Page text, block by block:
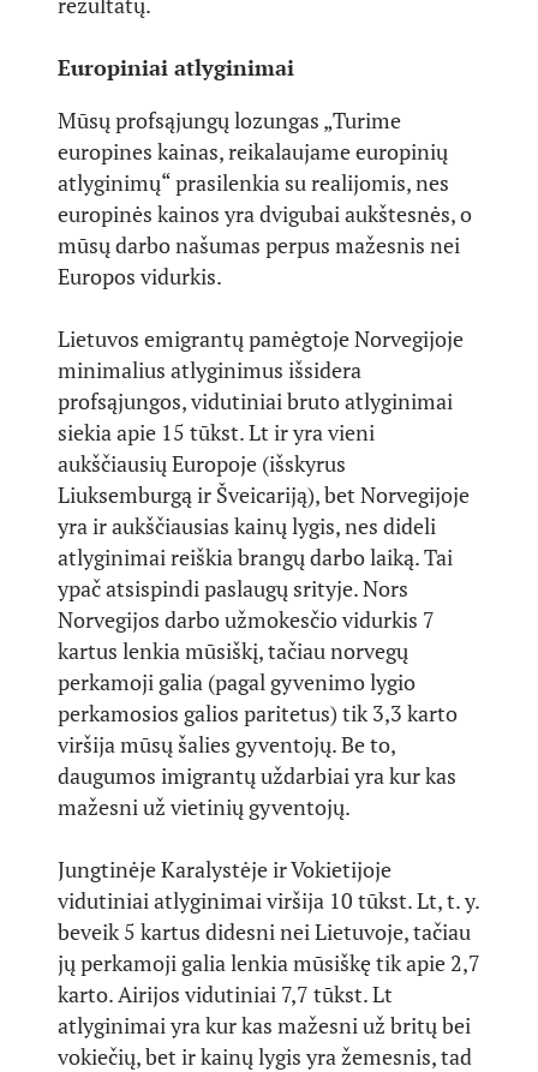
Europiniai atlyginimai
Mūsų profsąjungų lozungas „Turime
europines kainas, reikalaujame europinių
atlyginimų“ prasilenkia su realijomis, nes
europinės kainos yra dvigubai aukštesnės, o
mūsų darbo našumas perpus mažesnis nei
Europos vidurkis.
Lietuvos emigrantų pamėgtoje Norvegijoje
minimalius atlyginimus išsidera
profsąjungos, vidutiniai bruto atlyginimai
siekia apie 15 tūkst. Lt ir yra vieni
aukščiausių Europoje (išskyrus
Liuksemburgą ir Šveicariją), bet Norvegijoje
yra ir aukščiausias kainų lygis, nes dideli
atlyginimai reiškia brangų darbo laiką. Tai
ypač atsispindi paslaugų srityje. Nors
Norvegijos darbo užmokesčio vidurkis 7
kartus lenkia mūsiškį, tačiau norvegų
perkamoji galia (pagal gyvenimo lygio
perkamosios galios paritetus) tik 3,3 karto
viršija mūsų šalies gyventojų. Be to,
daugumos imigrantų uždarbiai yra kur kas
mažesni už vietinių gyventojų.
Jungtinėje Karalystėje ir Vokietijoje
vidutiniai atlyginimai viršija 10 tūkst. Lt, t. y.
beveik 5 kartus didesni nei Lietuvoje, tačiau
jų perkamoji galia lenkia mūsiškę tik apie 2,7
karto. Airijos vidutiniai 7,7 tūkst. Lt
atlyginimai yra kur kas mažesni už britų bei
vokiečių, bet ir kainų lygis yra žemesnis, tad